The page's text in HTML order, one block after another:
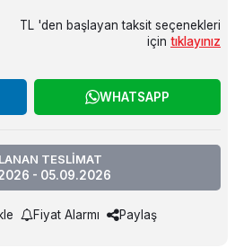
TL 'den başlayan taksit seçenekleri
için tıklayınız
WHATSAPP
TESLİMAT
- 05.09.2026
Fiyat Alarmı Paylaş